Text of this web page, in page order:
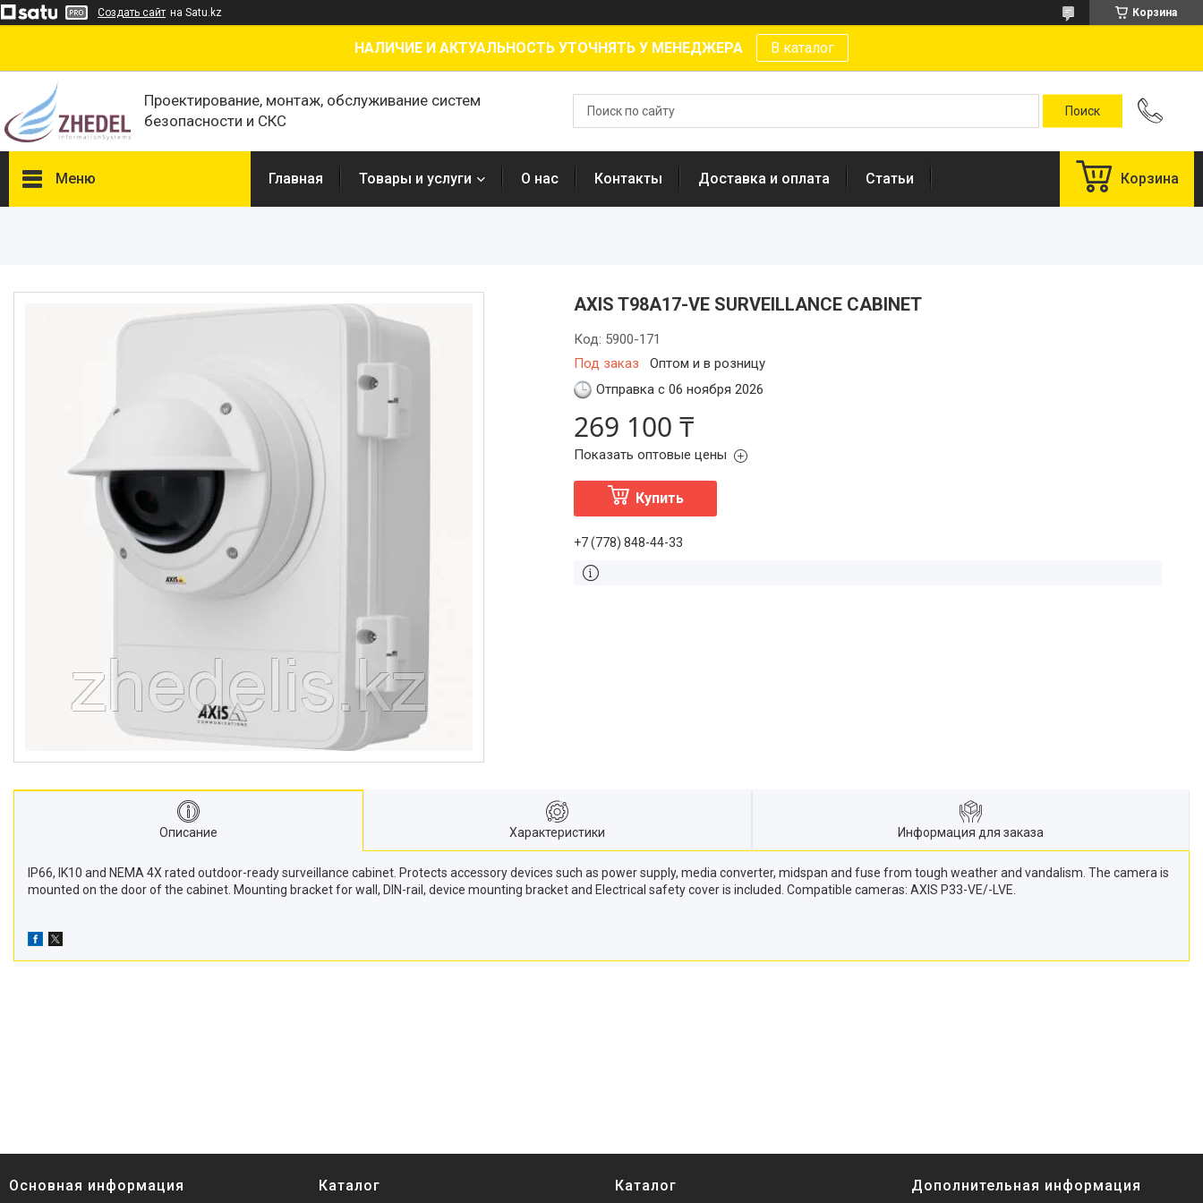
Создать сайт на Satu.kz Корзина
НАЛИЧИЕ И АКТУАЛЬНОСТЬ УТОЧНЯТЬ У МЕНЕДЖЕРА В каталог
Проектирование, монтаж, обслуживание систем
безопасности и СКС
Меню Главная Товары и услуги О нас Контакты Доставка и оплата Статьи Корзина
AXIS T98A17-VE SURVEILLANCE CABINET
Под заказ Оптом и в розницу
Код: 5900-171
Отправка с 06 ноября 2026
269 100 ₸
Показать оптовые цены
Купить
+7 (778) 848-44-33
Описание Характеристики Информация для заказа
IP66, IK10 and NEMA 4X rated outdoor-ready surveillance cabinet. Protects accessory devices such as power supply, media converter, midspan and fuse from tough weather and vandalism. The camera is
mounted on the door of the cabinet. Mounting bracket for wall, DIN-rail, device mounting bracket and Electrical safety cover is included. Compatible cameras: AXIS P33-VE/-LVE.
Основная информация Каталог Каталог Дополнительная информация